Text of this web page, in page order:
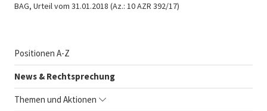
BAG, Urteil vom 31.01.2018 (Az.: 10 AZR 392/17)
Positionen A-Z
News & Rechtsprechung
Themen und Aktionen